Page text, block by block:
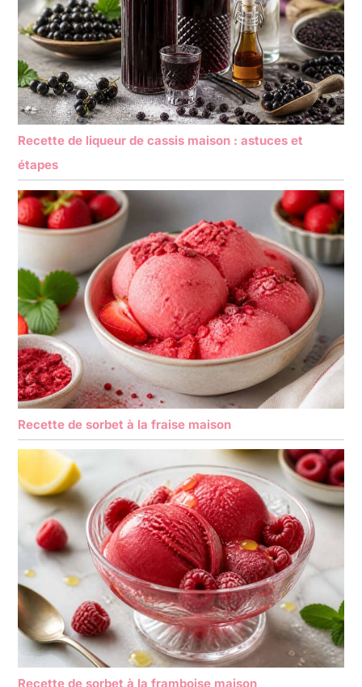
Recette de liqueur de cassis maison : astuces et
étapes
Recette de sorbet à la fraise maison
Recette de sorbet à la framboise maison